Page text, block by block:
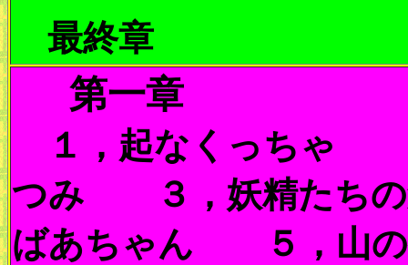
最終章
第一章
１，起なくっちゃ
つみ ３，妖精たち
ばあちゃん ５，山の